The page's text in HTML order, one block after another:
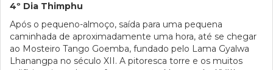
4º Dia Thimphu
Após o pequeno-almoço, saída para uma pequena
caminhada de aproximadamente uma hora, até se chegar
ao Mosteiro Tango Goemba, fundado pelo Lama Gyalwa
Lhanangpa no século XII. A pitoresca torre e os muitos